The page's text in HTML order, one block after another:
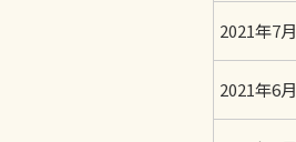
2021年7月
2021年6月